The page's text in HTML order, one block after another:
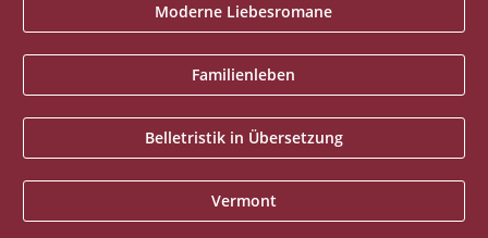
Moderne Liebesromane
Familienleben
Belletristik in Übersetzung
Vermont